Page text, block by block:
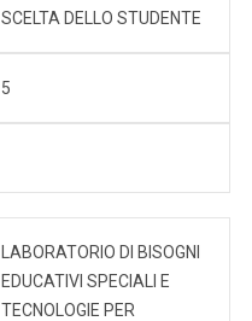
SCELTA DELLO STUDENTE
5
LABORATORIO DI BISOGNI
EDUCATIVI SPECIALI E
TECNOLOGIE PER